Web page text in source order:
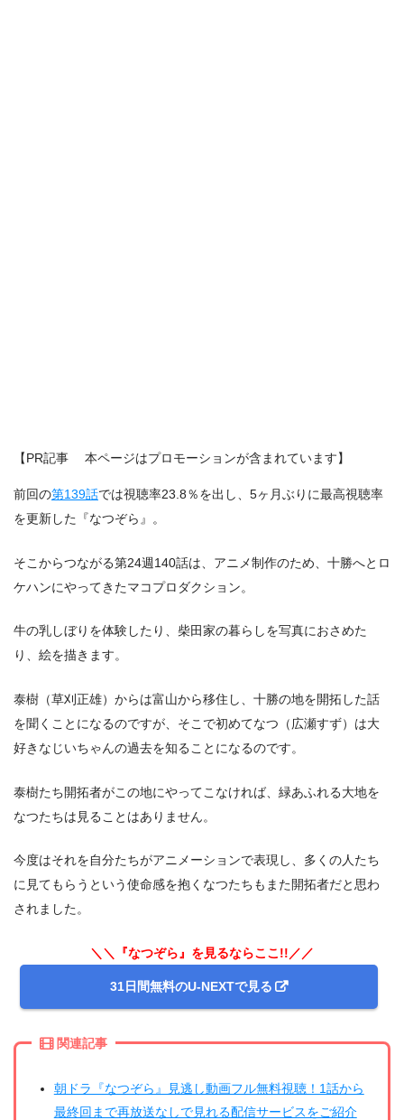
【PR記事 本ページはプロモーションが含まれています】
前回の第139話では視聴率23.8％を出し、5ヶ月ぶりに最高視聴率
を更新した『なつぞら』。
そこからつながる第24週140話は、アニメ制作のため、十勝へとロ
ケハンにやってきたマコプロダクション。
牛の乳しぼりを体験したり、柴田家の暮らしを写真におさめた
り、絵を描きます。
泰樹（草刈正雄）からは富山から移住し、十勝の地を開拓した話
を聞くことになるのですが、そこで初めてなつ（広瀬すず）は大
好きなじいちゃんの過去を知ることになるのです。
泰樹たち開拓者がこの地にやってこなければ、緑あふれる大地を
なつたちは見ることはありません。
今度はそれを自分たちがアニメーションで表現し、多くの人たち
に見てもらうという使命感を抱くなつたちもまた開拓者だと思わ
されました。
＼＼『なつぞら』を見るならここ!!／／
31日間無料のU-NEXTで見る
関連記事
朝ドラ『なつぞら』見逃し動画フル無料視聴！1話から
最終回まで再放送なしで見れる配信サービスをご紹介